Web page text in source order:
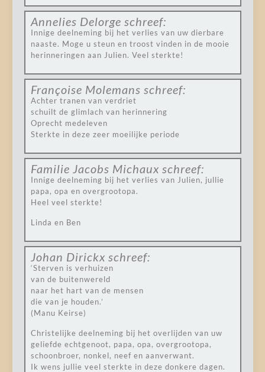
Annelies Delorge schreef:
Innige deelneming bij het verlies van uw dierbare
naaste. Moge u steun en troost vinden in de mooie
herinneringen aan Julien. Veel sterkte!
Françoise Molemans schreef:
Achter tranen van verdriet
schuilt de glimlach van herinnering
Oprecht medeleven
Sterkte in deze zeer moeilijke periode
Familie Jacobs Michaux schreef:
Innige deelneming bij het verlies van Julien, jullie
papa, opa en overgrootopa.
Heel veel sterkte!
Linda en Ben
Johan Dirickx schreef:
‘Sterven is verhuizen
van de buitenwereld
naar het hart van de mensen
die van je houden.’
(Manu Keirse)
Christelijke deelneming bij het overlijden van uw
geliefde echtgenoot, papa, opa, overgrootopa,
schoonbroer, nonkel, neef en aanverwant.
Ik wens jullie veel sterkte in deze donkere dagen.